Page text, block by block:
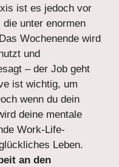
ist es jedoch vor
unter enormen
Wochenende wird
und
– der Job geht
ist wichtig, um
wenn du dein
deine mentale
Work-Life-
Leben.
an den